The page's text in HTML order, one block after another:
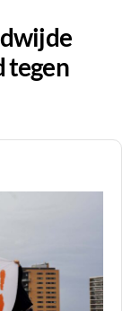
tegen